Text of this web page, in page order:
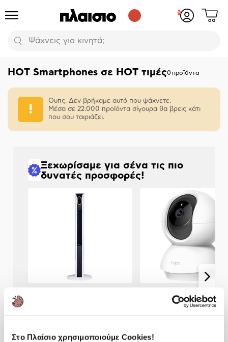
Στο Πλαίσιο χρησιμοποιούμε Cookies!
Προϊόντα
Αναζήτηση
Δες
HOT Smartphones σε HOT τιμές0 προϊόντα
Ουπς. Δεν βρήκαμε αυτό που ψάχνετε.
Μέσα σε 22.000 προϊόντα σίγουρα θα βρεις κάτι
που σου ταιριάζει.
Ξεχωρίσαμε για σένα τις πιο
δυνατές προσφορές!
49,90€
TP-Link IP Camera Tapo
24,90€